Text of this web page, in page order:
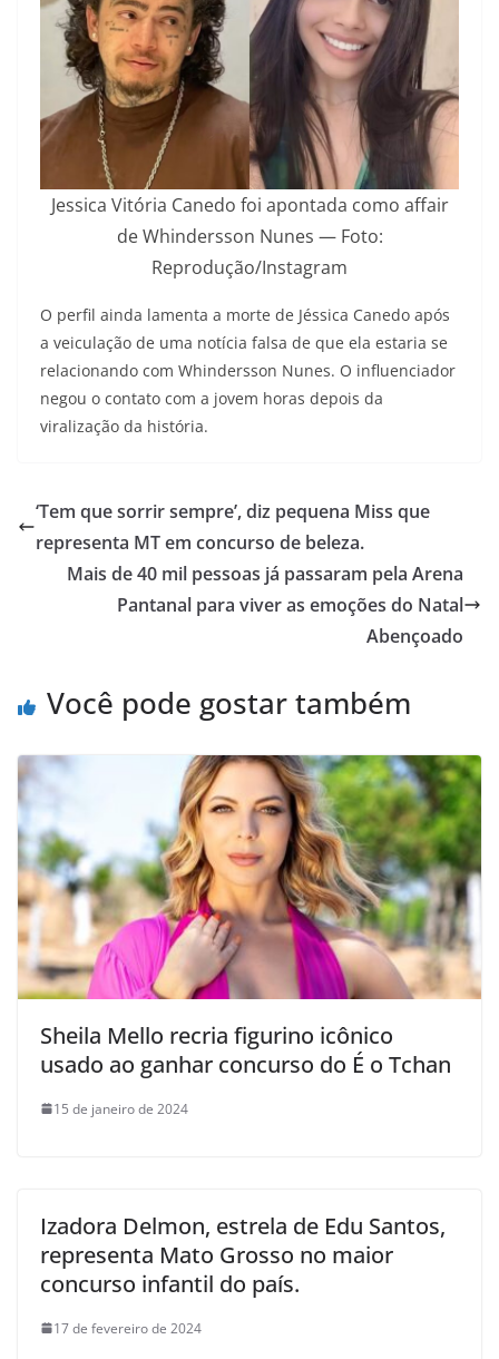
Jessica Vitória Canedo foi apontada como affair
de Whindersson Nunes — Foto:
Reprodução/Instagram
O perfil ainda lamenta a morte de Jéssica Canedo após
a veiculação de uma notícia falsa de que ela estaria se
relacionando com Whindersson Nunes. O influenciador
negou o contato com a jovem horas depois da
viralização da história.
‘Tem que sorrir sempre’, diz pequena Miss que
representa MT em concurso de beleza.
Mais de 40 mil pessoas já passaram pela Arena
Pantanal para viver as emoções do Natal
Abençoado
Você pode gostar também
Sheila Mello recria figurino icônico
usado ao ganhar concurso do É o Tchan
15 de janeiro de 2024
Izadora Delmon, estrela de Edu Santos,
representa Mato Grosso no maior
concurso infantil do país.
17 de fevereiro de 2024